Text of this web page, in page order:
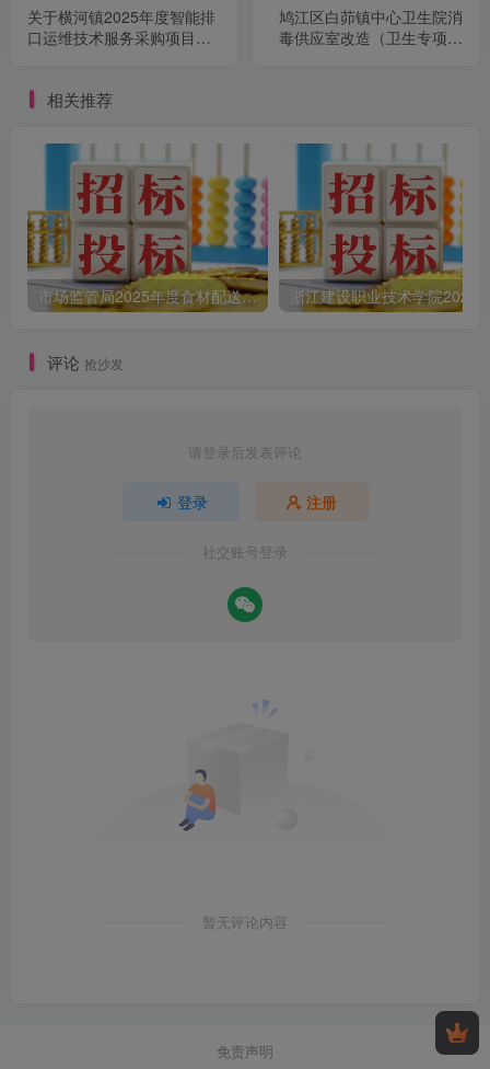
关于横河镇2025年度智能排
口运维技术服务采购项目的
鸠江区白茆镇中心卫生院消
毒供应室改造（卫生专项）
相关推荐
市场监管局2025年度食材配送采购公告
评论 抢沙发
请登录后发表评论
登录 注册
社交账号登录
暂无评论内容
免责声明